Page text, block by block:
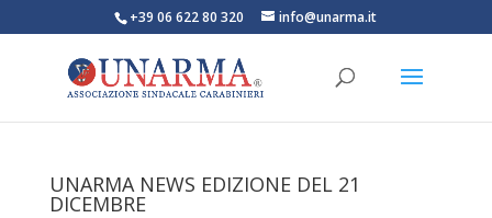
+39 06 622 80 320 info@unarma.it
UNARMA NEWS EDIZIONE DEL 21
DICEMBRE